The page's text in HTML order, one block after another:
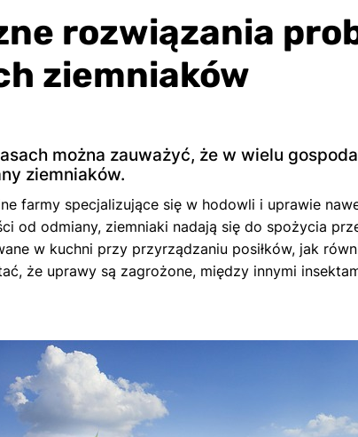
rozwiązania
ziemniaków
można zauważyć, że w wielu
ziemniaków.
farmy specjalizujące się w hodowli i uprawie
od odmiany, ziemniaki nadają się do spożycia
w kuchni przy przyrządzaniu posiłków, jak
że uprawy są zagrożone, między innymi